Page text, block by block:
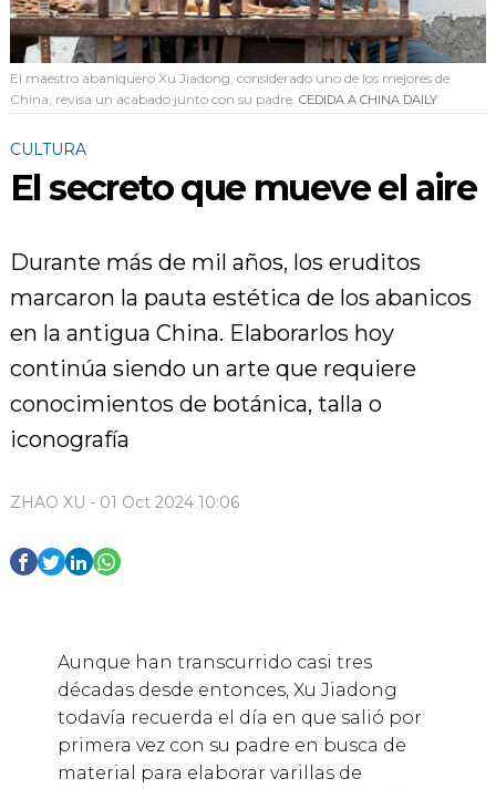
El maestro abaniquero Xu Jiadong, considerado uno de los mejores de
China, revisa un acabado junto con su padre. CEDIDA A CHINA DAILY
CULTURA
El secreto que mueve el aire
Durante más de mil años, los eruditos
marcaron la pauta estética de los abanicos
en la antigua China. Elaborarlos hoy
continúa siendo un arte que requiere
conocimientos de botánica, talla o
iconografía
ZHAO XU - 01 Oct 2024 10:06
Aunque han transcurrido casi tres
décadas desde entonces, Xu Jiadong
todavía recuerda el día en que salió por
primera vez con su padre en busca de
material para elaborar varillas de